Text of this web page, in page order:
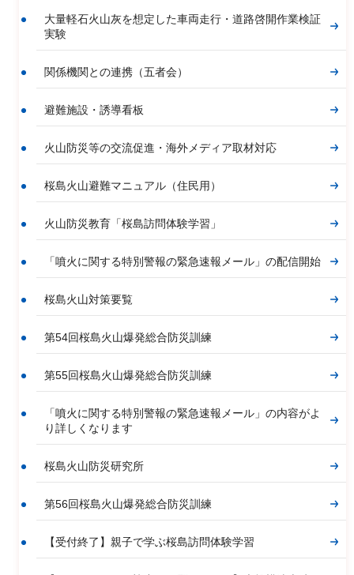
大量軽石火山灰を想定した車両走行・道路啓開作業検証
実験
関係機関との連携（五者会）
避難施設・誘導看板
火山防災等の交流促進・海外メディア取材対応
桜島火山避難マニュアル（住民用）
火山防災教育「桜島訪問体験学習」
「噴火に関する特別警報の緊急速報メール」の配信開始
桜島火山対策要覧
第54回桜島火山爆発総合防災訓練
第55回桜島火山爆発総合防災訓練
「噴火に関する特別警報の緊急速報メール」の内容がよ
り詳しくなります
桜島火山防災研究所
第56回桜島火山爆発総合防災訓練
【受付終了】親子で学ぶ桜島訪問体験学習